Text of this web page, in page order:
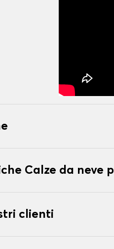
Calze da neve
clienti